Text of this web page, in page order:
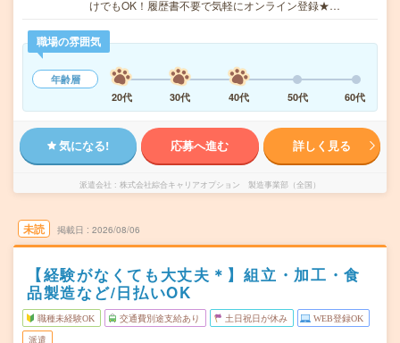
けでもOK！履歴書不要で気軽にオンライン登録★…
職場の雰囲気
年齢層
20代
30代 40代 50代 60代
気になる! 応募へ進む 詳しく見る
派遣会社 株式会社綜合キャリアオプション 製造事業部（全国）
未読 掲載日 2026/08/06
【経験がなくても大丈夫＊】組立・加工・食
品製造など/日払いOK
職種未経験OK 交通費別途支給あり 土日祝日が休み WEB登録OK
派遣